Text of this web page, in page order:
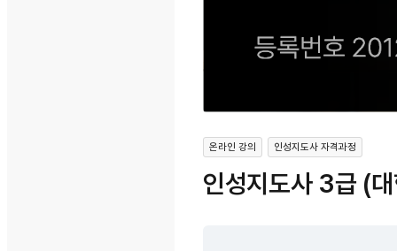
온라인 강의 인성지도사 자격과정
인성지도사 3급 (